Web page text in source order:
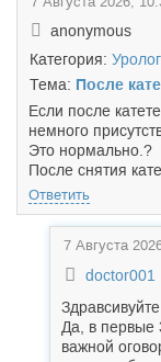
anonymous
Категория:
Тема: После
Если после
немного
Это нормально.?
После снятия
Ответить
7 Августа
doctor001
Да, в первые
важной